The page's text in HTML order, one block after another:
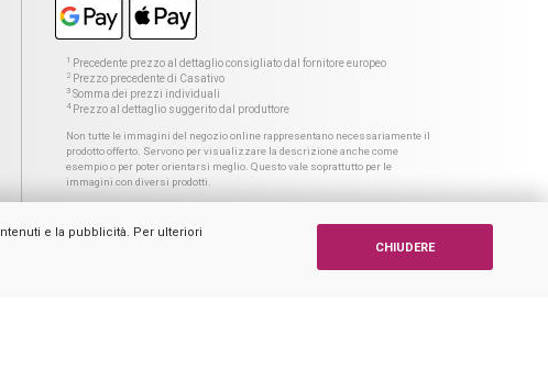
e la pubblicità. Per ulteriori
CHIUDERE
1 Precedente prezzo al dettaglio consigliato dal fornitore europeo
2 Prezzo precedente di Casativo
3 Somma dei prezzi individuali
4Prezzo al dettaglio suggerito dal produttore
Non tutte le immagini del negozio online rappresentano necessariamente il
prodotto offerto. Servono per visualizzare la descrizione anche come
esempio o per poter orientarsi meglio. Questo vale soprattutto per le
immagini con diversi prodotti.